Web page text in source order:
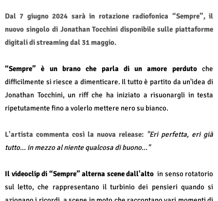
Dal 7 giugno 2024 sarà in rotazione radiofonica “Sempre”, il
nuovo singolo di Jonathan Tocchini disponibile sulle piattaforme
digitali di streaming dal 31 maggio.
“Sempre” è un brano che parla di un amore perduto che
difficilmente si riesce a dimenticare. Il tutto è partito da un'idea di
Jonathan Tocchini, un riff che ha iniziato a risuonargli in testa
ripetutamente fino a volerlo mettere nero su bianco.
L'artista commenta così la nuova release: "Eri perfetta, eri già
tutto... in mezzo al niente qualcosa di buono..."
Il videoclip di “Sempre” alterna scene dall'alto in senso rotatorio
sul letto, che rappresentano il turbinio dei pensieri quando si